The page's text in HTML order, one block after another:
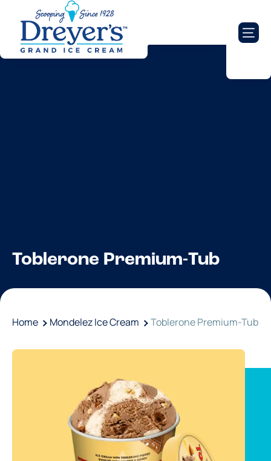
Toblerone Premium-Tub
Home Mondelez Ice Cream Toblerone Premium-Tub